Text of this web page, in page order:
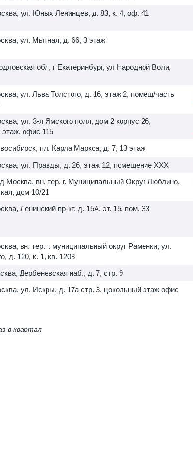
ул. Юных Ленинцев, д. 83, к. 4, оф. 41
ул. Мытная, д. 66, 3 этаж
обл, г Екатеринбург, ул Народной Воли,
ул. Льва Толстого, д. 16, этаж 2, помещ/часть
ул. 3-я Ямского поля, дом 2 корпус 26,
этаж, офис 115
пл. Карла Маркса, д. 7, 13 этаж
ул. Правды, д. 26, этаж 12, помещение XXX
Москва, вн. тер. г. Муниципальный Округ Люблино,
дом 10/21
Ленинский пр-кт, д. 15А, эт. 15, пом. 33
вн. тер. г. муниципальный округ Раменки, ул.
д. 120, к. 1, кв. 1203
Дербеневская наб., д. 7, стр. 9
ул. Искры, д. 17а стр. 3, цокольный этаж офис
в квартал